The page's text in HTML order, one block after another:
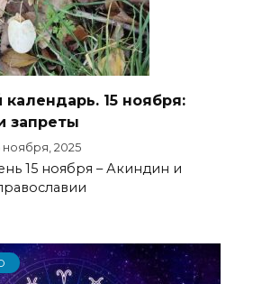
15 ноября:
запреты
ноября, 2025
15 ноября – Акиндин и